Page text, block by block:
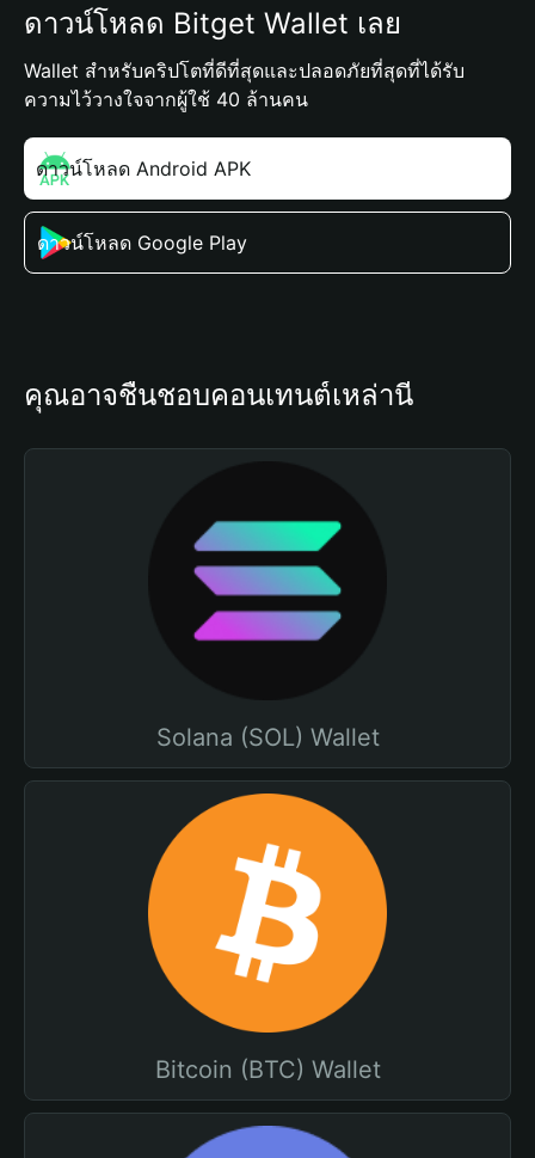
ดาวน์โหลด Bitget Wallet เลย
Wallet สำหรับคริปโตที่ดีที่สุดและปลอดภัยที่สุดที่ได้รับ
ความไว้วางใจจากผู้ใช้ 40 ล้านคน
ดาวน์โหลด Android APK
ดาวน์โหลด Google Play
คุณอาจชื่นชอบคอนเทนต์เหล่านี้
Solana (SOL) Wallet
Bitcoin (BTC) Wallet